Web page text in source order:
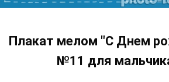
Плакат мелом "С Днем
№11 для